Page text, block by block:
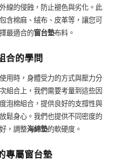
線的侵蝕，防止褪色與劣化。此
含棉麻、絨布、皮革等，讓您可
最適合的窗台墊布料。
合的學問
用時，身體受力的方式與壓力分
組合上，我們需要考量到這些因
泡棉組合，提供良好的支撐性與
鬆身心。我們也提供不同密度的
，調整海綿墊的軟硬度。
專屬窗台墊